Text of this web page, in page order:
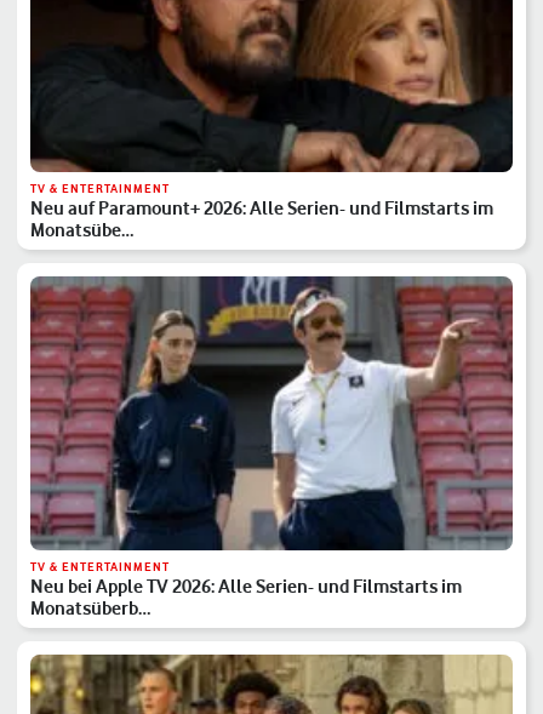
TV & ENTERTAINMENT
Neu auf Paramount+ 2026: Alle Serien- und Filmstarts im
Monatsübe…
TV & ENTERTAINMENT
Neu bei Apple TV 2026: Alle Serien- und Filmstarts im
Monatsüberb…